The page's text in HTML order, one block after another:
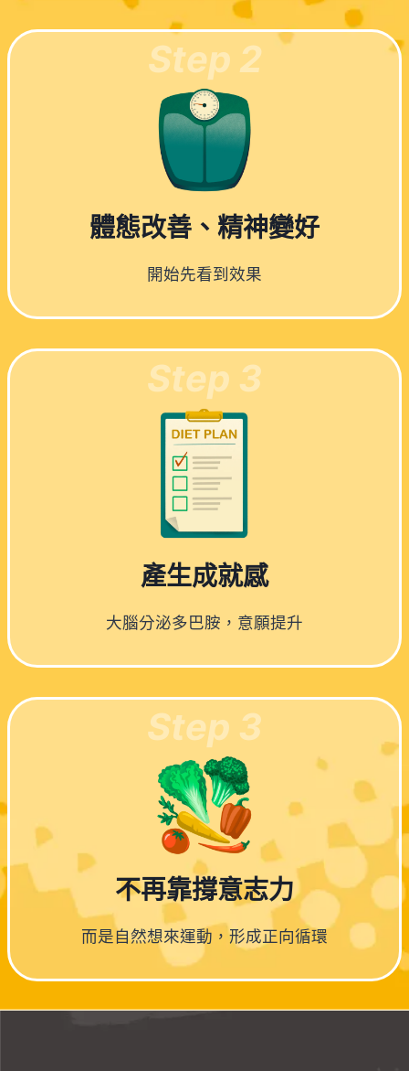
Step 2
體態改善、精神變好
開始先看到效果
Step 3
產生成就感
大腦分泌多巴胺，意願提升
Step 3
不再靠撐意志力
而是自然想來運動，形成正向循環